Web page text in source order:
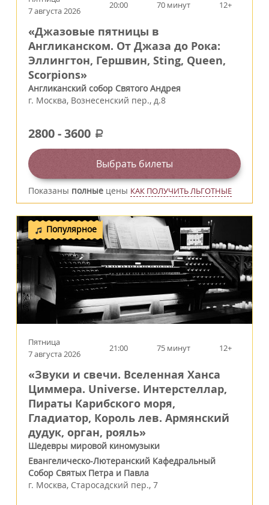
7 августа 2026
20:00 70 минут 12+
«Джазовые пятницы в
Англиканском. От Джаза до Рока:
Эллингтон, Гершвин, Sting, Queen,
Scorpions»
Англиканский собор Святого Андрея
г. Москва, Вознесенский пер., д.8
2800-3600 a
Выбрать билеты
Показаны полные цены КАК ПОЛУЧИТЬ ЛЬГОТНЫЕ
Популярное
Пятница
7 августа 2026
21:00 75 минут 12+
«Звуки и свечи. Вселенная Ханса
Циммера. Universe. Интерстеллар,
Пираты Карибского моря,
Гладиатор, Король лев. Армянский
дудук, орган, рояль»
Шедевры мировой киномузыки
Евангелическо-Лютеранский Кафедральный
Собор Святых Петра и Павла
г. Москва, Старосадский пер., 7